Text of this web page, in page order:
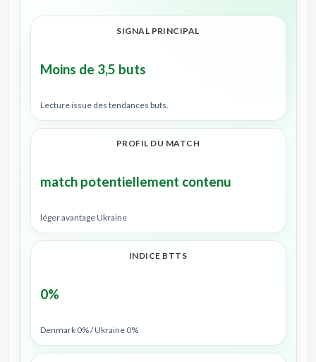
SIGNAL PRINCIPAL
Moins de 3,5 buts
Lecture issue des tendances buts.
PROFIL DU MATCH
match potentiellement contenu
léger avantage Ukraine
INDICE BTTS
0%
Denmark 0% / Ukraine 0%